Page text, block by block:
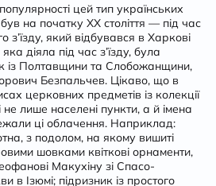
цей тип українських
на початку XX століття — під час
з’їзду, який відбувався в Харкові
діяла під час з’їзду, була
із Полтавщини та Слобожанщини,
Безпальчев. Цікаво, що в
церковних предметів із колекції
лише населені пункти, а й імена
ці облачення. Наприклад:
з подолом, на якому вишиті
шовками квіткові орнаменти,
Макухіну зі Спасо-
в Ізюмі; підризник із простого